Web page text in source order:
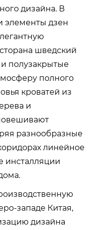
дизайна. В
элементы дзен
шведский
полузакрытые
полного
кроватей из
и
разнообразные
линейное
инсталляции
западе Китая,
дизайна